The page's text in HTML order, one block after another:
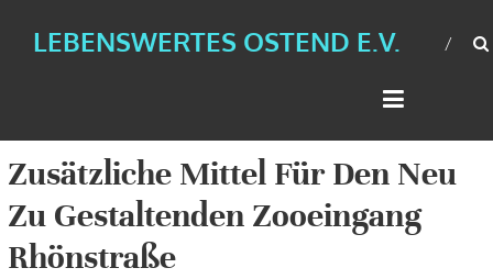
LEBENSWERTES OSTEND E.V.
Zusätzliche Mittel Für Den Neu
Zu Gestaltenden Zooeingang
Rhönstraße